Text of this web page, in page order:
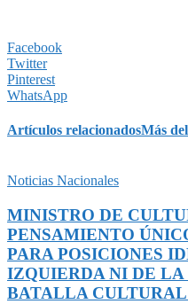
Facebook
Twitter
Pinterest
WhatsApp
Artículos relacionadosMás
Noticias Nacionales
MINISTRO DE
PENSAMIENTO
PARA POSICIONES
IZQUIERDA NI DE
BATALLA CULTURAL